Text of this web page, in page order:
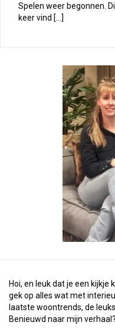
Spelen weer begonnen.
keer vind […]
Hoi, en leuk dat je een
gek op alles wat met
laatste woontrends, de
Benieuwd naar mijn verhaal?